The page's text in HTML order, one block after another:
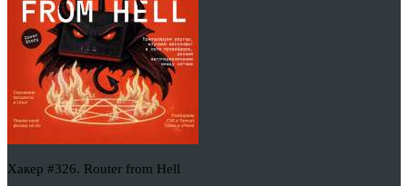
Хакер #326. Router from Hell